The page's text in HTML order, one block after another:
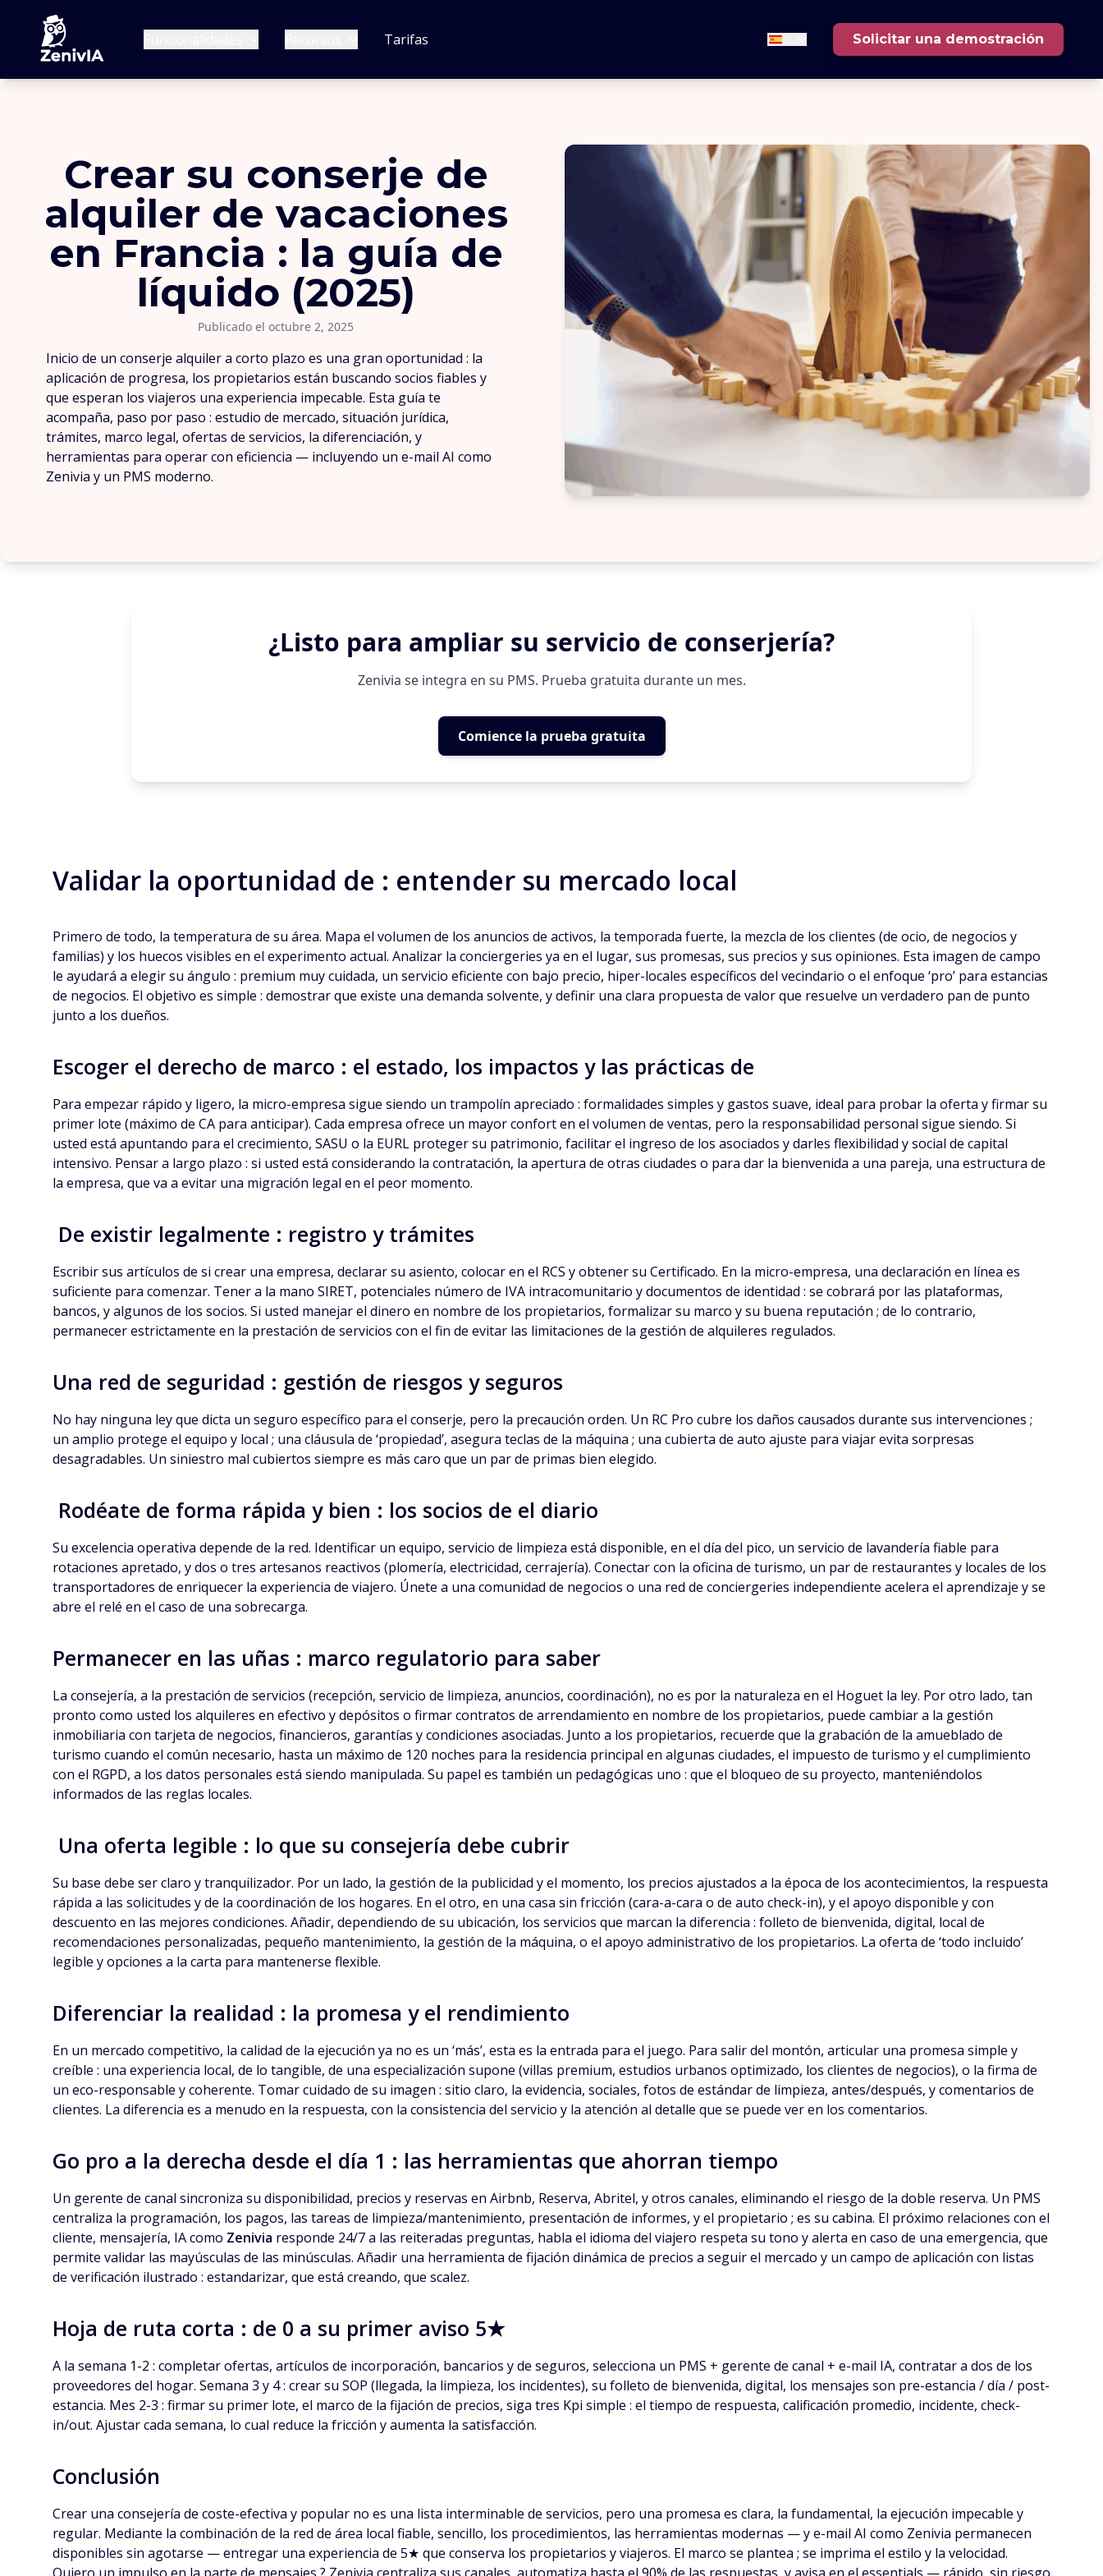
Tarifas Solicitar una demostración
Crear su conserje de
alquiler de vacaciones
en Francia : la guía de
líquido (2025)
Publicado el octubre 2, 2025
Inicio de un conserje alquiler a corto plazo es una gran oportunidad : la
aplicación de progresa, los propietarios están buscando socios fiables y
que esperan los viajeros una experiencia impecable. Esta guía te
acompaña, paso por paso : estudio de mercado, situación jurídica,
trámites, marco legal, ofertas de servicios, la diferenciación, y
herramientas para operar con eficiencia — incluyendo un e-mail AI como
Zenivia y un PMS moderno.
¿Listo para ampliar su servicio de conserjería?
Zenivia se integra en su PMS. Prueba gratuita durante un mes.
Comience la prueba gratuita
Validar la oportunidad de : entender su mercado local
Primero de todo, la temperatura de su área. Mapa el volumen de los anuncios de activos, la temporada fuerte, la mezcla de los clientes (de ocio, de negocios y
familias) y los huecos visibles en el experimento actual. Analizar la conciergeries ya en el lugar, sus promesas, sus precios y sus opiniones. Esta imagen de campo
le ayudará a elegir su ángulo : premium muy cuidada, un servicio eficiente con bajo precio, hiper-locales específicos del vecindario o el enfoque ‘pro’ para estancias
de negocios. El objetivo es simple : demostrar que existe una demanda solvente, y definir una clara propuesta de valor que resuelve un verdadero pan de punto
junto a los dueños.
Escoger el derecho de marco : el estado, los impactos y las prácticas de
Para empezar rápido y ligero, la micro-empresa sigue siendo un trampolín apreciado : formalidades simples y gastos suave, ideal para probar la oferta y firmar su
primer lote (máximo de CA para anticipar). Cada empresa ofrece un mayor confort en el volumen de ventas, pero la responsabilidad personal sigue siendo. Si
usted está apuntando para el crecimiento, SASU o la EURL proteger su patrimonio, facilitar el ingreso de los asociados y darles flexibilidad y social de capital
intensivo. Pensar a largo plazo : si usted está considerando la contratación, la apertura de otras ciudades o para dar la bienvenida a una pareja, una estructura de
la empresa, que va a evitar una migración legal en el peor momento.
De existir legalmente : registro y trámites
Escribir sus artículos de si crear una empresa, declarar su asiento, colocar en el RCS y obtener su Certificado. En la micro-empresa, una declaración en línea es
suficiente para comenzar. Tener a la mano SIRET, potenciales número de IVA intracomunitario y documentos de identidad : se cobrará por las plataformas,
bancos, y algunos de los socios. Si usted manejar el dinero en nombre de los propietarios, formalizar su marco y su buena reputación ; de lo contrario,
permanecer estrictamente en la prestación de servicios con el fin de evitar las limitaciones de la gestión de alquileres regulados.
Una red de seguridad : gestión de riesgos y seguros
No hay ninguna ley que dicta un seguro específico para el conserje, pero la precaución orden. Un RC Pro cubre los daños causados durante sus intervenciones ;
un amplio protege el equipo y local ; una cláusula de ‘propiedad’, asegura teclas de la máquina ; una cubierta de auto ajuste para viajar evita sorpresas
desagradables. Un siniestro mal cubiertos siempre es más caro que un par de primas bien elegido.
Rodéate de forma rápida y bien : los socios de el diario
Su excelencia operativa depende de la red. Identificar un equipo, servicio de limpieza está disponible, en el día del pico, un servicio de lavandería fiable para
rotaciones apretado, y dos o tres artesanos reactivos (plomería, electricidad, cerrajería). Conectar con la oficina de turismo, un par de restaurantes y locales de los
transportadores de enriquecer la experiencia de viajero. Únete a una comunidad de negocios o una red de conciergeries independiente acelera el aprendizaje y se
abre el relé en el caso de una sobrecarga.
Permanecer en las uñas : marco regulatorio para saber
La consejería, a la prestación de servicios (recepción, servicio de limpieza, anuncios, coordinación), no es por la naturaleza en el Hoguet la ley. Por otro lado, tan
pronto como usted los alquileres en efectivo y depósitos o firmar contratos de arrendamiento en nombre de los propietarios, puede cambiar a la gestión
inmobiliaria con tarjeta de negocios, financieros, garantías y condiciones asociadas. Junto a los propietarios, recuerde que la grabación de la amueblado de
turismo cuando el común necesario, hasta un máximo de 120 noches para la residencia principal en algunas ciudades, el impuesto de turismo y el cumplimiento
con el RGPD, a los datos personales está siendo manipulada. Su papel es también un pedagógicas uno : que el bloqueo de su proyecto, manteniéndolos
informados de las reglas locales.
Una oferta legible : lo que su consejería debe cubrir
Su base debe ser claro y tranquilizador. Por un lado, la gestión de la publicidad y el momento, los precios ajustados a la época de los acontecimientos, la respuesta
rápida a las solicitudes y de la coordinación de los hogares. En el otro, en una casa sin fricción (cara-a-cara o de auto check-in), y el apoyo disponible y con
descuento en las mejores condiciones. Añadir, dependiendo de su ubicación, los servicios que marcan la diferencia : folleto de bienvenida, digital, local de
recomendaciones personalizadas, pequeño mantenimiento, la gestión de la máquina, o el apoyo administrativo de los propietarios. La oferta de ‘todo incluido’
legible y opciones a la carta para mantenerse flexible.
Diferenciar la realidad : la promesa y el rendimiento
En un mercado competitivo, la calidad de la ejecución ya no es un ‘más’, esta es la entrada para el juego. Para salir del montón, articular una promesa simple y
creíble : una experiencia local, de lo tangible, de una especialización supone (villas premium, estudios urbanos optimizado, los clientes de negocios), o la firma de
un eco-responsable y coherente. Tomar cuidado de su imagen : sitio claro, la evidencia, sociales, fotos de estándar de limpieza, antes/después, y comentarios de
clientes. La diferencia es a menudo en la respuesta, con la consistencia del servicio y la atención al detalle que se puede ver en los comentarios.
Go pro a la derecha desde el día 1 : las herramientas que ahorran tiempo
Un gerente de canal sincroniza su disponibilidad, precios y reservas en Airbnb, Reserva, Abritel, y otros canales, eliminando el riesgo de la doble reserva. Un PMS
centraliza la programación, los pagos, las tareas de limpieza/mantenimiento, presentación de informes, y el propietario ; es su cabina. El próximo relaciones con el
cliente, mensajería, IA como Zenivia responde 24/7 a las reiteradas preguntas, habla el idioma del viajero respeta su tono y alerta en caso de una emergencia, que
permite validar las mayúsculas de las minúsculas. Añadir una herramienta de fijación dinámica de precios a seguir el mercado y un campo de aplicación con listas
de verificación ilustrado : estandarizar, que está creando, que scalez.
Hoja de ruta corta : de 0 a su primer aviso 5★
A la semana 1-2 : completar ofertas, artículos de incorporación, bancarios y de seguros, selecciona un PMS + gerente de canal + e-mail IA, contratar a dos de los
proveedores del hogar. Semana 3 y 4 : crear su SOP (llegada, la limpieza, los incidentes), su folleto de bienvenida, digital, los mensajes son pre-estancia / día / post-
estancia. Mes 2-3 : firmar su primer lote, el marco de la fijación de precios, siga tres Kpi simple : el tiempo de respuesta, calificación promedio, incidente, check-
in/out. Ajustar cada semana, lo cual reduce la fricción y aumenta la satisfacción.
Conclusión
Crear una consejería de coste-efectiva y popular no es una lista interminable de servicios, pero una promesa es clara, la fundamental, la ejecución impecable y
regular. Mediante la combinación de la red de área local fiable, sencillo, los procedimientos, las herramientas modernas — y e-mail AI como Zenivia permanecen
disponibles sin agotarse — entregar una experiencia de 5★ que conserva los propietarios y viajeros. El marco se plantea ; se imprima el estilo y la velocidad.